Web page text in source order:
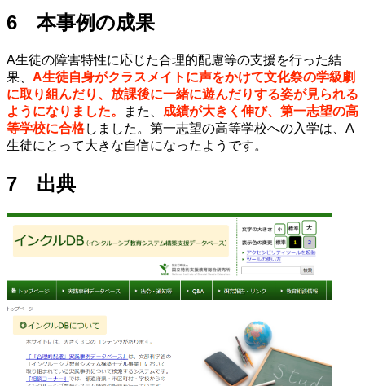
6 本事例の成果
A生徒の障害特性に応じた合理的配慮等の支援を行った結
果、 A生徒自身がクラスメイトに声をかけて文化祭の学級劇
に取り組んだり、放課後に一緒に遊んだりする姿が見られる
ようになりました。
また、 成績が大きく伸び、第一志望の高
等学校に合格しました。第一志望の高等学校への入学は、A
生徒にとって大きな自信になったようです。
7 出典